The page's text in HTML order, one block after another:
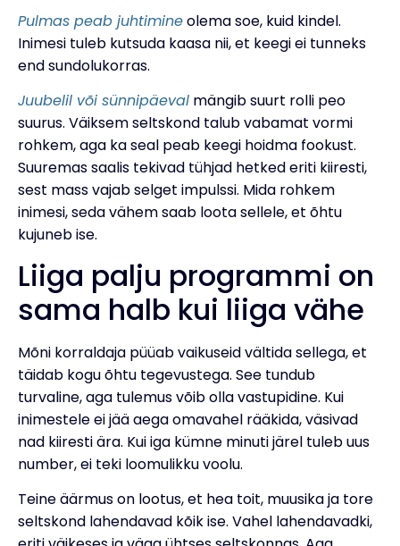
Pulmas peab juhtimineolema soe, kuid kindel.
Inimesi tuleb kutsuda kaasa nii, et keegi ei tunneks
end sundolukorras.
Juubelil või sünnipäeval mängib suurt rolli peo
suurus. Väiksem seltskond talub vabamat vormi
rohkem, aga ka seal peab keegi hoidma fookust.
Suuremas saalis tekivad tühjad hetked eriti kiiresti,
sest mass vajab selget impulssi. Mida rohkem
inimesi, seda vähem saab loota sellele, et õhtu
kujuneb ise.
Liiga palju programmi on
sama halb kui liiga vähe
Mõni korraldaja püüab vaikuseid vältida sellega, et
täidab kogu õhtu tegevustega. See tundub
turvaline, aga tulemus võib olla vastupidine. Kui
inimestele ei jää aega omavahel rääkida, väsivad
nad kiiresti ära. Kui iga kümne minuti järel tuleb uus
number, ei teki loomulikku voolu.
Teine äärmus on lootus, et hea toit, muusika ja tore
seltskond lahendavad kõik ise. Vahel lahendavadki,